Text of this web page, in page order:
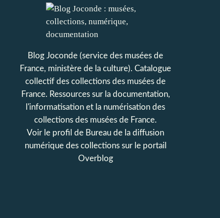
Blog Joconde (service des musées de
France, ministère de la culture). Catalogue
collectif des collections des musées de
France. Ressources sur la documentation,
l'informatisation et la numérisation des
collections des musées de France.
Voir le profil de Bureau de la diffusion
numérique des collectionssur le portail
Overblog